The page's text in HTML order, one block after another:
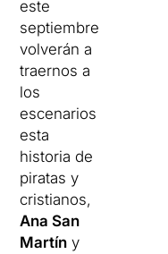
este
septiembre
volverán a
traernos a
los
escenarios
esta
historia de
piratas y
cristianos,
Ana San
Martín y